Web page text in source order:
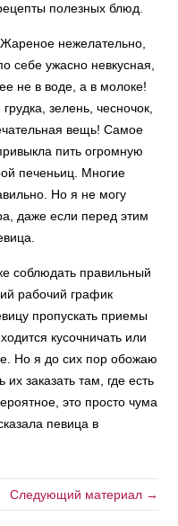
полезных блюд.
нежелательно,
себе ужасно невкусная,
не в воде, а в молоке!
зелень, чесночок,
вещь! Самое
пить огромную
печеньиц. Многие
Но я не могу
даже если перед этим
соблюдать правильный
рабочий график
пропускать приемы
кусочничать или
Но я до сих пор обожаю
заказать там, где есть
это просто чума
певица в
Следующий материал →